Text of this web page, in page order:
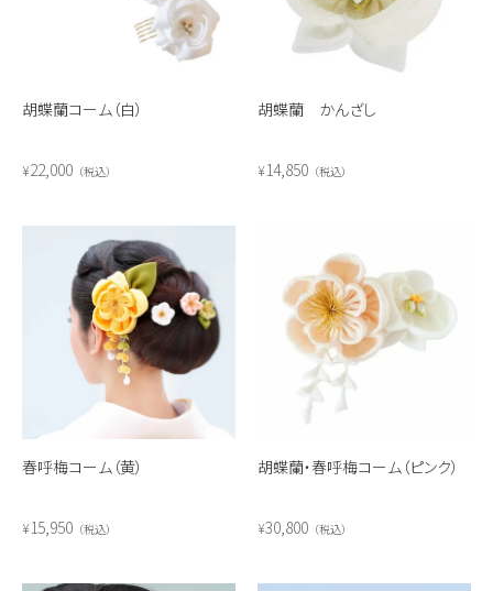
胡蝶蘭コーム（白）
¥22,000 税込
胡蝶蘭 かんざし
¥14,850 税込
春呼梅コーム（黄）
¥15,950 税込
胡蝶蘭・春呼梅コーム（ピンク）
¥30,800 税込